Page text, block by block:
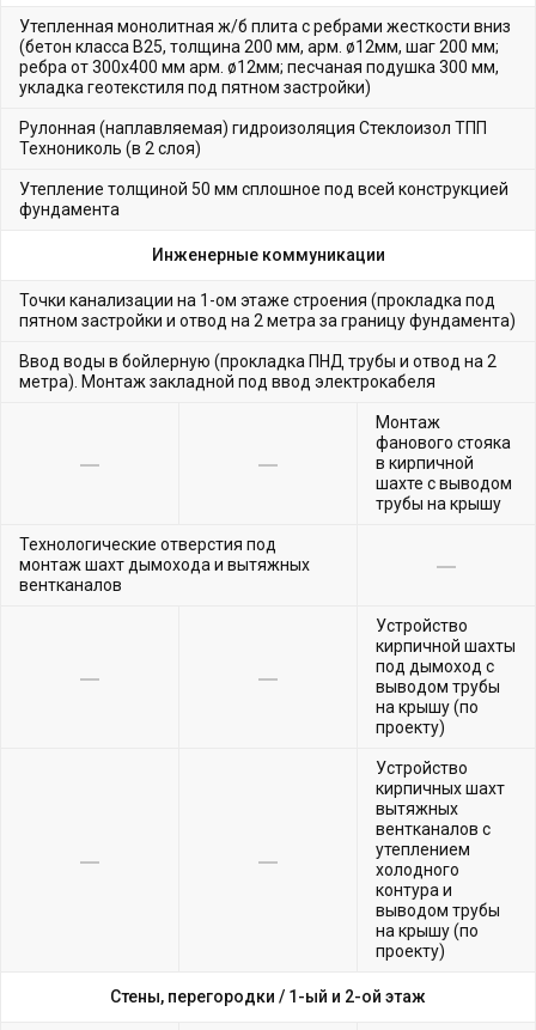
Утепленная монолитная ж/б плита с ребрами жесткости вниз
(бетон класса В25, толщина 200 мм, арм. ø12мм, шаг 200 мм;
ребра от 300х400 мм арм. ø12мм; песчаная подушка 300 мм,
укладка геотекстиля под пятном застройки)
Рулонная (наплавляемая) гидроизоляция Стеклоизол ТПП
Технониколь (в 2 слоя)
Утепление толщиной 50 мм сплошное под всей конструкцией
фундамента
Инженерные коммуникации
Точки канализации на 1-ом этаже строения (прокладка под
пятном застройки и отвод на 2 метра за границу фундамента)
Ввод воды в бойлерную (прокладка ПНД трубы и отвод на 2
метра). Монтаж закладной под ввод электрокабеля
Монтаж
фанового стояка
в кирпичной
шахте с выводом
трубы на крышу
Технологические отверстия под
монтаж шахт дымохода и вытяжных
вентканалов
Устройство
кирпичной шахты
под дымоход с
выводом трубы
на крышу (по
проекту)
Устройство
кирпичных шахт
вытяжных
вентканалов с
утеплением
холодного
контура и
выводом трубы
на крышу (по
проекту)
Стены, перегородки / 1-ый и 2-ой этаж